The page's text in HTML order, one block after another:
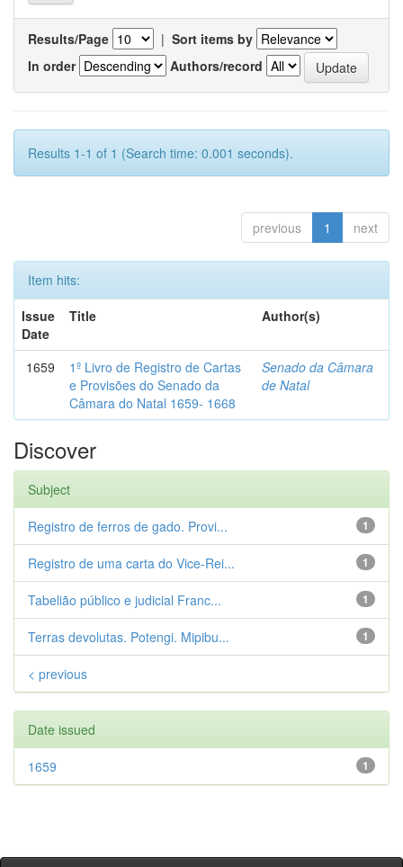
Results/Page | Sort items by
In order
Authors/record
Results 1-1 of 1 (Search time: 0.001 seconds).
previous 1 next
Item hits:
Issue
Date
Title Author(s)
1659
1º Livro de Registro de Cartas
e Provisões do Senado da
Câmara do Natal 1659- 1668
Senado da Câmara
de Natal
Discover
Subject
1
Registro de ferros de gado. Provi...
1
Registro de uma carta do Vice-Rei...
1
Tabelião público e judicial Franc...
1
Terras devolutas. Potengi. Mipibu...
< previous
Date issued
1
1659